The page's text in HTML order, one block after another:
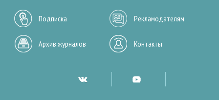
Подписка Рекламодателям
Архив журналов Контакты